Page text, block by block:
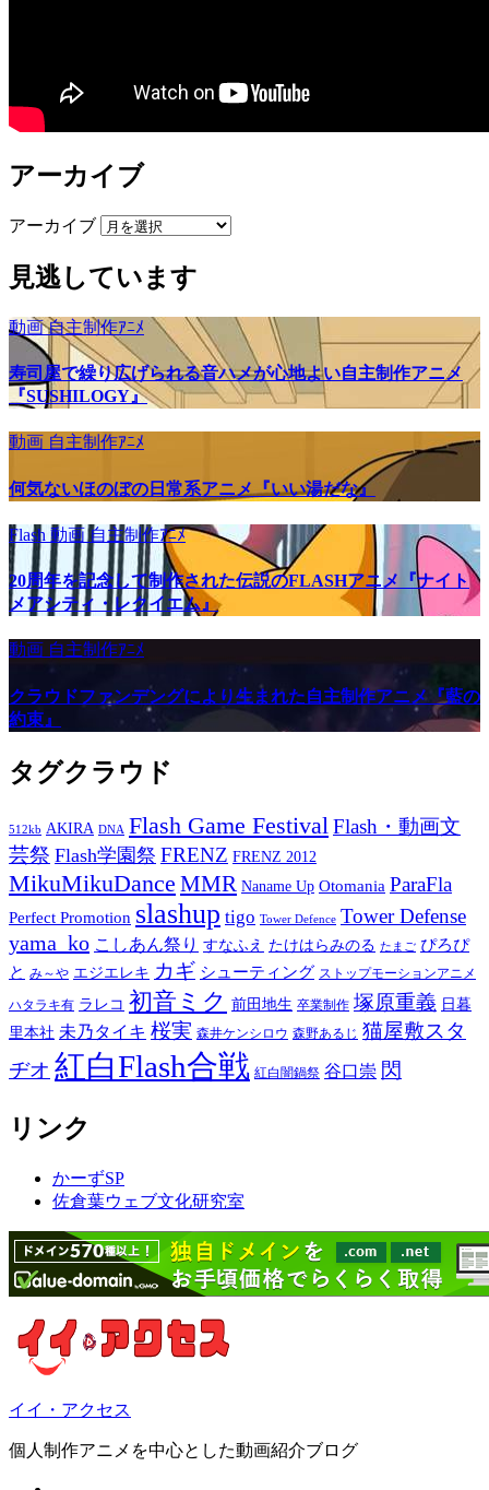
アーカイブ
アーカイブ
見逃しています
動画自主制作ｱﾆﾒ
寿司屋で繰り広げられる音ハメが心地よい自主制作アニメ
『SUSHILOGY』
動画 自主制作ｱﾆﾒ
何気ないほのぼの日常系アニメ『いい湯だな』
Flash 動画自主制作ｱﾆﾒ
20周年を記念して制作された伝説のFLASHアニメ『ナイト
メアシティ・レクイエム』
動画 自主制作ｱﾆﾒ
クラウドファンデングにより生まれた自主制作アニメ『藍の
約束』
タグクラウド
512kb AKIRA DNA Flash Game Festival Flash・動画文
芸祭 Flash学園祭 FRENZ FRENZ 2012
MikuMikuDance MMR Naname Up Otomania ParaFla
Perfect Promotion slashup tigo Tower Defence Tower Defense
yama_ko こしあん祭り すなふえ たけはらみのる たまご ぴろぴ
と み～や エジエレキ カギ シューティング ストップモーションアニメ
ハタラキ有 ラレコ 初音ミク 前田地生 卒業制作 塚原重義 日暮
里本社 未乃タイキ 桜実 森井ケンシロウ 森野あるじ 猫屋敷スタ
ヂオ 紅白Flash合戦 紅白闇鍋祭 谷口崇 閃
リンク
かーずSP
佐倉葉ウェブ文化研究室
イイ・アクセス
個人制作アニメを中心とした動画紹介ブログ